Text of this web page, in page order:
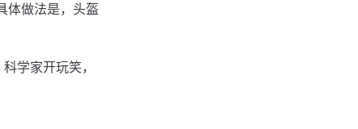
体做法是，头盔
学家开玩笑，